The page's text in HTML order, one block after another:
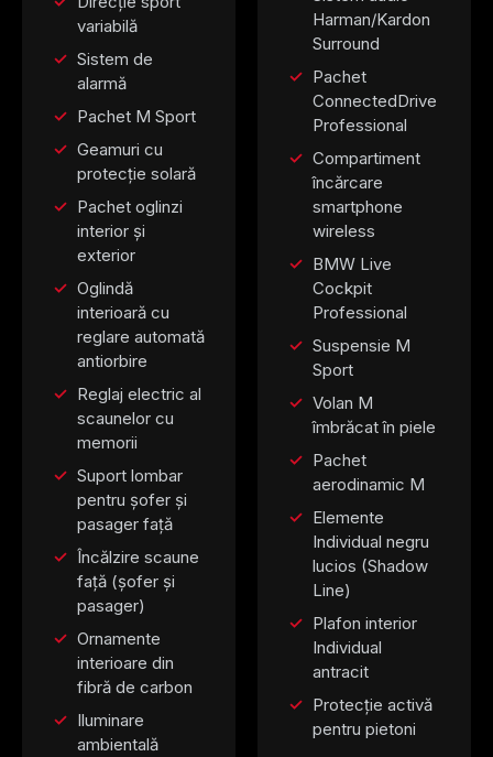
variabilă
Sistem de
alarmă
Pachet M Sport
Geamuri cu
protecție solară
Pachet oglinzi
interior și
exterior
Oglindă
interioară cu
reglare automată
antiorbire
Reglaj electric al
scaunelor cu
memorii
Suport lombar
pentru șofer și
pasager față
Încălzire scaune
față (șofer și
pasager)
Ornamente
interioare din
fibră de carbon
Iluminare
ambientală
Harman/Kardon
Surround
Pachet
ConnectedDrive
Professional
Compartiment
încărcare
smartphone
wireless
BMW Live
Cockpit
Professional
Suspensie M
Sport
Volan M
îmbrăcat în piele
Pachet
aerodinamic M
Elemente
Individual negru
lucios (Shadow
Line)
Plafon interior
Individual
antracit
Protecție activă
pentru pietoni